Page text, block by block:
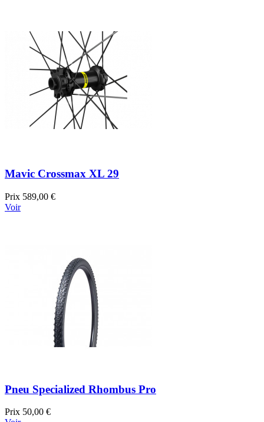
Mavic Crossmax XL 29
Prix 589,00 €
Voir
Pneu Specialized Rhombus Pro
Prix 50,00 €